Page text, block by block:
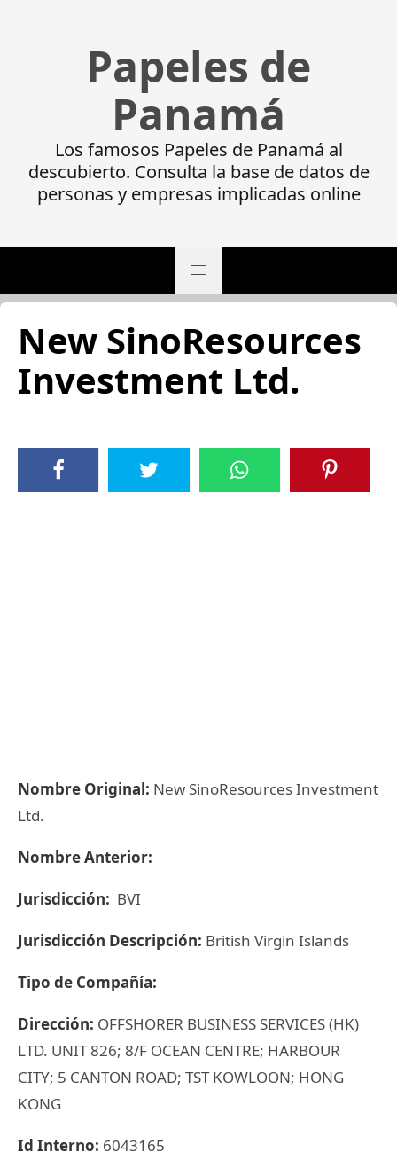
Papeles de
Panamá
Los famosos Papeles de Panamá al
descubierto. Consulta la base de datos de
personas y empresas implicadas online
New SinoResources
Investment Ltd.
Nombre Original: New SinoResources Investment
Ltd.
Nombre Anterior:
Jurisdicción: BVI
Jurisdicción Descripción: British Virgin Islands
Tipo de Compañía:
Dirección: OFFSHORER BUSINESS SERVICES (HK)
LTD. UNIT 826; 8/F OCEAN CENTRE; HARBOUR
CITY; 5 CANTON ROAD; TST KOWLOON; HONG
KONG
Id Interno: 6043165